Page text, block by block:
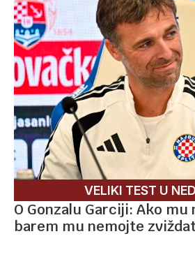
VELIKI TEST U
O Gonzalu Garciji: Ako
barem mu nemojte